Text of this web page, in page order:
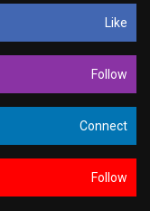
Like
Follow
Connect
Follow